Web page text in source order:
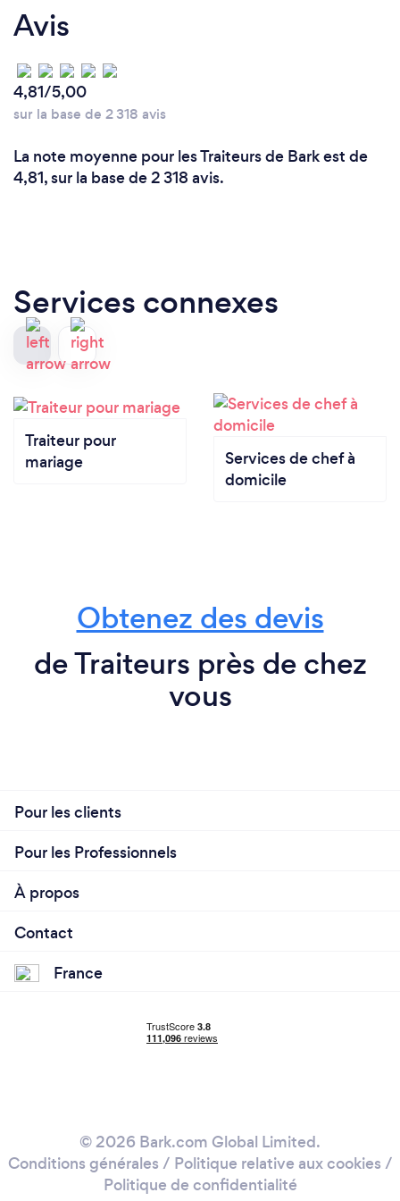
Avis
4,81/5,00
sur la base de 2 318 avis
La note moyenne pour les Traiteurs de Bark est de
4,81, sur la base de 2 318 avis.
Services connexes
Traiteur pour
mariage
Services de chef à
domicile
Obtenez des devis
de Traiteurs près de chez
vous
Pour les clients
Pour les Professionnels
À propos
Contact
France
© 2026 Bark.com Global Limited.
Conditions générales / Politique relative aux cookies /
Politique de confidentialité